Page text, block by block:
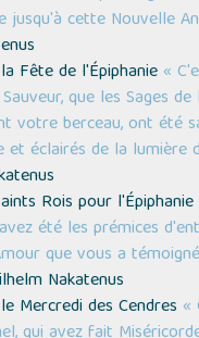
jusqu'à cette Nouvelle
Fête de l'Épiphanie «
que les Sages
votre berceau, ont été
et éclairés de la lumière
Rois pour l'Épiphanie
été les prémices
que vous a
Nakatenus
Mercredi des Cendres «